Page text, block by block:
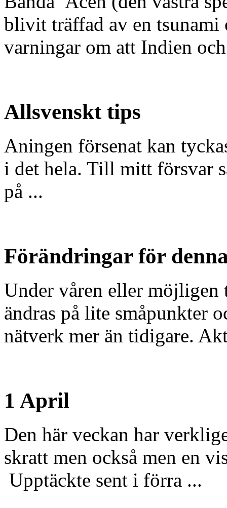
blivit träffad av en tsunami
varningar om att Indien
Allsvenskt tips
Aningen försenat kan
i det hela. Till mitt försvar
på ...
Förändringar för
Under våren eller möjligen
ändras på lite småpunkter
nätverk mer än tidigare.
1 April
Den här veckan har
skratt men också men en
Upptäckte sent i förra ...